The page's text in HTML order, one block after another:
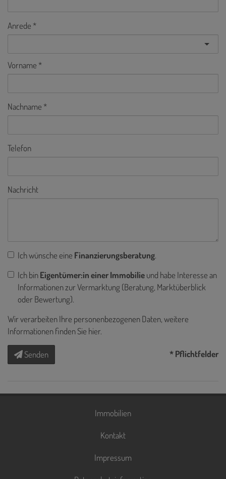
Anrede
Vorname
Nachname
Telefon
Nachricht
Ich wünsche eine Finanzierungsberatung.
Ich binEigentümer:in einer Immobilieund habe Interesse an
Informationen zur Vermarktung (Beratung, Marktüberblick
oder Bewertung).
Wir verarbeiten Ihre personenbezogenen Daten, weitere
Informationen finden Sie hier.
Senden * Pflichtfelder
Immobilien
Kontakt
Impressum